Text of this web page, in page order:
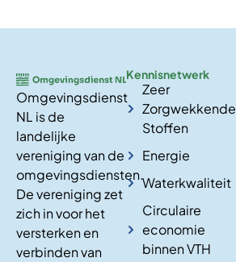
Omgevingsdienst
NL is de
landelijke
vereniging van de
omgevingsdiensten.
De vereniging zet
zich in voor het
versterken en
verbinden van
Kennisnetwerk
Zeer
Zorgwekkende
Stoffen
Energie
Waterkwaliteit
Circulaire
economie
binnen VTH